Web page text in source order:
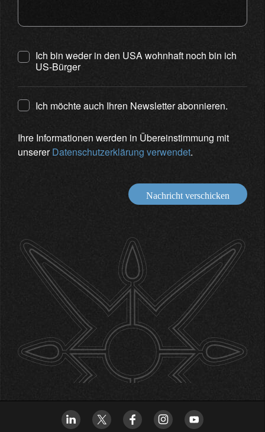
Ich bin weder in den USA wohnhaft noch bin ich
US-Bürger
Ich möchte auch Ihren Newsletter abonnieren.
Ihre Informationen werden in Übereinstimmung mit
unsererDatenschutzerklärung verwendet.
Nachricht verschicken